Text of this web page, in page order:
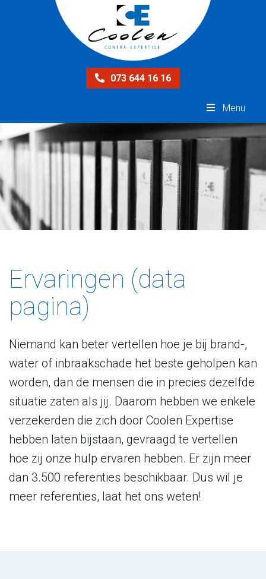
073 644 16 16
Menu
Ervaringen (data
pagina)
Niemand kan beter vertellen hoe je bij brand-,
water of inbraakschade het beste geholpen kan
worden, dan de mensen die in precies dezelfde
situatie zaten als jij. Daarom hebben we enkele
verzekerden die zich door Coolen Expertise
hebben laten bijstaan, gevraagd te vertellen
hoe zij onze hulp ervaren hebben. Er zijn meer
dan 3.500 referenties beschikbaar. Dus wil je
meer referenties, laat het ons weten!